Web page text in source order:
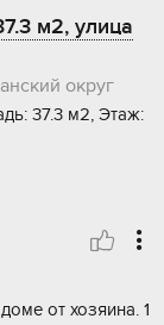
м2, улица
округ
37.3 м2, Этаж:
от хозяина. 1